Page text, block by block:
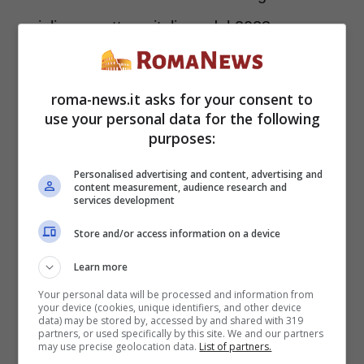
miglior panettone italiano del 2023.
La classifica dei migliori panettoni (roma-news.it)
“È senz’altro un bell’incontronazionale e
roma-news.it asks for your consent to
use your personal data for the following
purposes:
Personalised advertising and content, advertising and
content measurement, audience research and
services development
Store and/or access information on a device
Learn more
Your personal data will be processed and information from
your device (cookies, unique identifiers, and other device
data) may be stored by, accessed by and shared with 319
partners, or used specifically by this site. We and our partners
may use precise geolocation data. List of partners.